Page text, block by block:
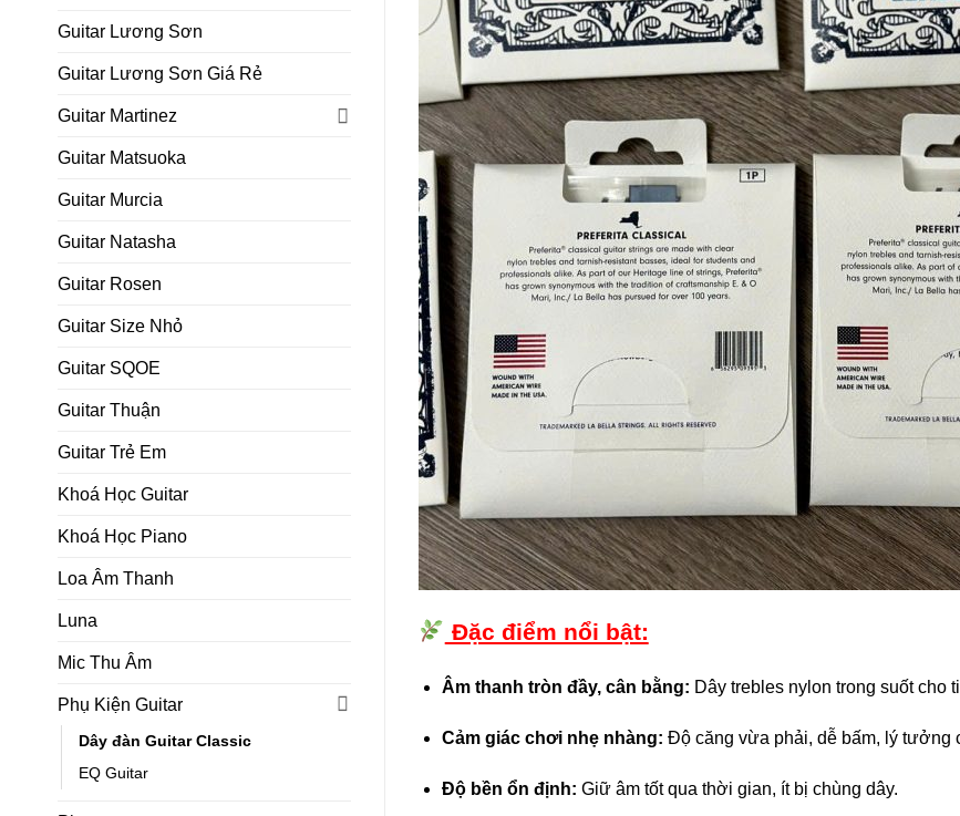
Guitar Lương Sơn
Guitar Lương Sơn Giá Rẻ
Guitar Martinez
Guitar Matsuoka
Guitar Murcia
Guitar Natasha
Guitar Rosen
Guitar Size Nhỏ
Guitar SQOE
Guitar Thuận
Guitar Trẻ Em
Khoá Học Guitar
Khoá Học Piano
Loa Âm Thanh
Luna
Mic Thu Âm
Phụ Kiện Guitar
Dây đàn Guitar Classic
EQ Guitar
Đặc điểm nổi bật:
Âm thanh tròn đầy, cân bằng: Dây trebles nylon trong suốt cho
Cảm giác chơi nhẹ nhàng: Độ căng vừa phải, dễ bấm, lý tưởng
Độ bền ổn định: Giữ âm tốt qua thời gian, ít bị chùng dây.